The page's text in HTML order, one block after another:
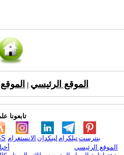
الموقع الرئيسي
تابعونا
الانستغرام لينكدإن تيلكرامبنترست
الموقع الرئيسي